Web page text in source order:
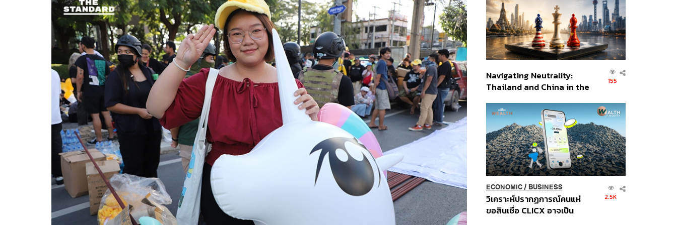
อินโดนีเซีย
Navigating Neutrality:
Thailand and China in the
Order
155
ECONOMIC/ BUSINESS
วิเคราะห์ปรากฏการณ์คนแห่
ขอสินเชื่อ CLICX อาจเป็น
2.5K